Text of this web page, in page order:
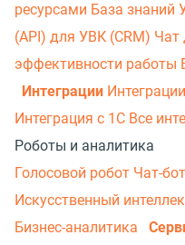
ресурсами База знаний
(API) для УВК (CRM) Чат
эффективности работы
Интеграции
Интеграция с 1С Все
Роботы и аналитика
Голосовой робот Чат-бот
Искусственный
Бизнес-аналитика